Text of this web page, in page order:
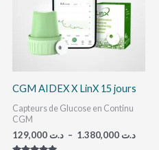
variations.
être
choisies
CGM AIDEX X LinX 15 jours
Capteurs de Glucose en Continu
CGM
د.ت – د.ت